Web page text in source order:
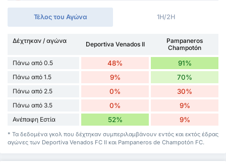
Τέλος του Αγώνα 1H/2H
Δέχτηκαν / αγώνα Deportiva Venados II
Pampaneros
Champotón
Πάνω από 0.5
48% 91%
Πάνω από 1.5 9% 70%
Πάνω από 2.5 0% 30%
Πάνω από 3.5 0% 9%
Ανέπαφη Εστία 52% 9%
* Τα δεδομένα γκολ που δέχτηκαν συμπεριλαμβάνουν εντός και εκτός έδρας
αγώνες των Deportiva Venados FC II και Pampaneros de Champotón FC.